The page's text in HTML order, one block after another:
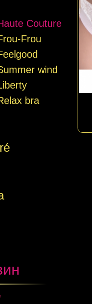
Couture
Frou
wind
bra